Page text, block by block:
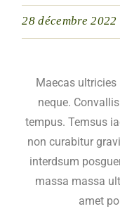
28 décembre 2022
Maecas
neque.
tempus. Temsus
non curabitur
interdsum
massa massa
amet